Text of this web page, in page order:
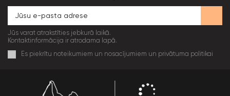
Jūs varat atrakstīties jebkurā laikā.
Kontaktinformācija ir atrodama lapā.
Es piekrītu noteikumiem un nosacījumiem un privātuma politikai